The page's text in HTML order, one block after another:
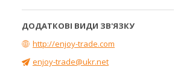
http://enjoy-trade.com
enjoy-trade@ukr.net